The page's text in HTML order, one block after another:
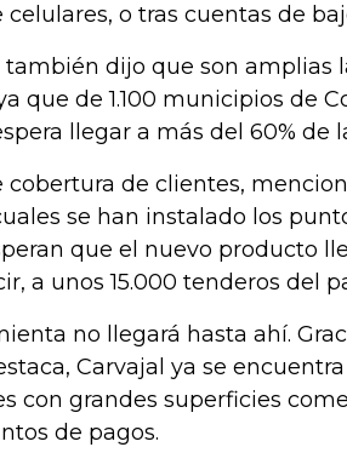
o tras cuentas de
también dijo que son amplias
que de 1.100 municipios de
llegar a más del 60% de
cobertura de clientes,
se han instalado los
que el nuevo producto
a unos 15.000 tenderos del
no llegará hasta ahí.
Carvajal ya se
con grandes superficies
de pagos.